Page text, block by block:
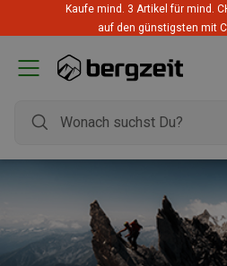
Kaufe mind. 3 Artikel für mind.
auf den günstigsten mit